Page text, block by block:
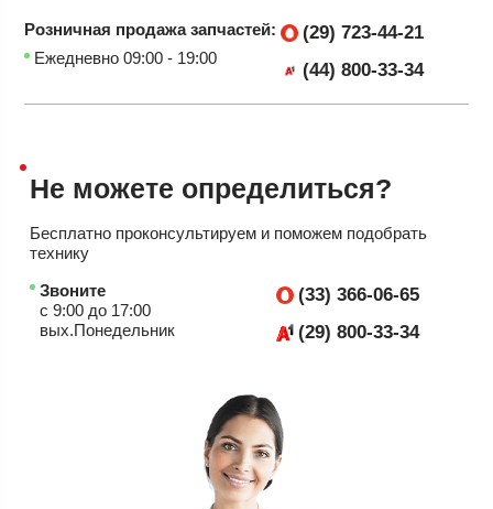
Розничная продажазапчастей:
Ежедневно 09:00 - 19:00
(29) 723-44-21
(44) 800-33-34
Не можете определиться?
Бесплатно проконсультируем и поможем подобрать
технику
Звоните
с 9:00 до 17:00
вых.Понедельник
(33) 366-06-65
(29) 800-33-34